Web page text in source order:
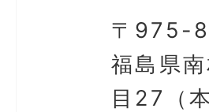
〒975-
福島県
目27（